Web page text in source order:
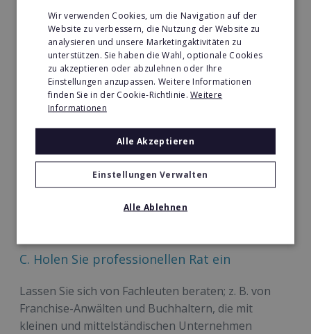
Besuchen Sie bestehende
Franchisestandorte
Vereinbaren Sie, wenn möglich, mit einem oder zwei
Franchisenehmern einen persönlichen Besuch in
Ihnen helfen, den Kontakt herzustellen. Der Besuch
ist die beste Möglichkeit, das Unternehmen in
Aktion zu sehen, den
Franchisenehmern/Mitarbeitern Fragen zu stellen
und ein Gefühl für das Unternehmen zu bekommen,
C. Holen Sie professionellen Rat ein
Lassen Sie sich von Fachleuten beraten; z. B. von
Franchise-Anwälten und Buchhaltern, die mit
kleinen und mittelständischen Unternehmen
Wir verwenden Cookies, um die Navigation auf der
Website zu verbessern, die Nutzung der Website zu
analysieren und unsere Marketingaktivitäten zu
unterstützen. Sie haben die Wahl, optionale Cookies
zu akzeptieren oder abzulehnen oder Ihre
Einstellungen anzupassen. Weitere Informationen
finden Sie in der Cookie-Richtlinie.Weitere
Informationen
Alle Akzeptieren
Einstellungen Verwalten
Alle Ablehnen